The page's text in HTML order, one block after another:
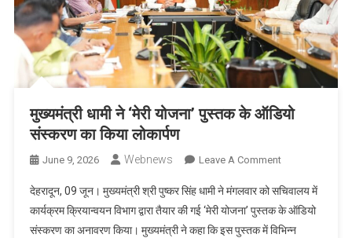
मुख्यमंत्री धामी ने ‘मेरी योजना’ पुस्तक के ऑडियो
संस्करण का किया लोकार्पण
June 9, 2026 Webnews Leave A CommentOn
धामी
ने
‘मेरी
देहरादून, 09 जून। मुख्यमंत्री श्री पुष्कर सिंह धामी ने मंगलवार को सचिवालय में
कार्यक्रम क्रियान्वयन विभाग द्वारा तैयार की गई ‘मेरी योजना’ पुस्तक के ऑडियो
संस्करण का अनावरण किया। मुख्यमंत्री ने कहा कि इस पुस्तक में विभिन्न